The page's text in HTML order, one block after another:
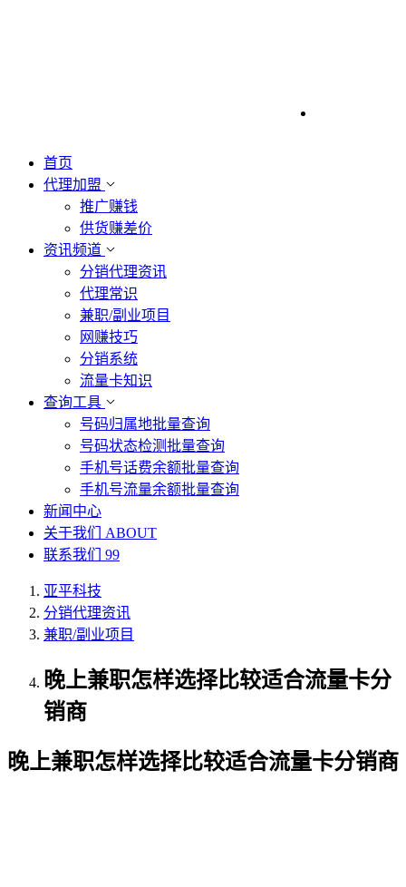
首页
代理加盟
推广赚钱
供货赚差价
资讯频道
分销代理资讯
代理常识
兼职/副业项目
网赚技巧
分销系统
流量卡知识
查询工具
号码归属地批量查询
号码状态检测批量查询
手机号话费余额批量查询
手机号流量余额批量查询
新闻中心
关于我们 ABOUT
联系我们 99
亚平科技
分销代理资讯
兼职/副业项目
晚上兼职怎样选择比较适合流量卡分
销商
晚上兼职怎样选择比较适合流量卡分销商